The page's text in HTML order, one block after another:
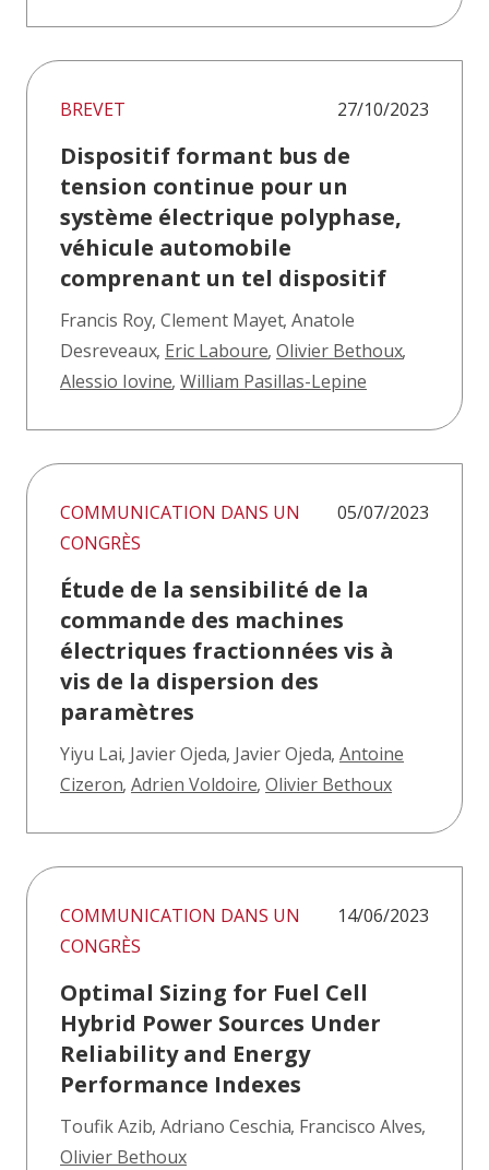
BREVET 27/10/2023
Dispositif formant bus de
tension continue pour un
système électrique polyphase,
véhicule automobile
comprenant un tel dispositif
Francis Roy, Clement Mayet, Anatole
Desreveaux, Eric Laboure, Olivier Bethoux,
Alessio Iovine, William Pasillas-Lepine
COMMUNICATION DANS UN
CONGRÈS
05/07/2023
Étude de la sensibilité de la
commande des machines
électriques fractionnées vis à
vis de la dispersion des
paramètres
Yiyu Lai, Javier Ojeda, Javier Ojeda, Antoine
Cizeron, Adrien Voldoire, Olivier Bethoux
COMMUNICATION DANS UN
CONGRÈS
14/06/2023
Optimal Sizing for Fuel Cell
Hybrid Power Sources Under
Reliability and Energy
Performance Indexes
Toufik Azib, Adriano Ceschia, Francisco Alves,
Olivier Bethoux